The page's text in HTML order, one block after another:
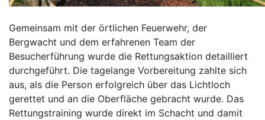
Gemeinsam mit der örtlichen Feuerwehr, der
Bergwacht und dem erfahrenen Team der
Besucherführung wurde die Rettungsaktion detailliert
durchgeführt. Die tagelange Vorbereitung zahlte sich
aus, als die Person erfolgreich über das Lichtloch
gerettet und an die Oberfläche gebracht wurde. Das
Rettungstraining wurde direkt im Schacht und damit